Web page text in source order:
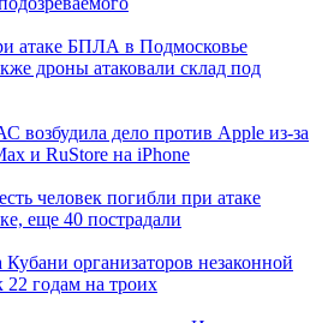
атаке БПЛА в Подмосковье
дроны атаковали склад под
возбудила дело против Apple из-за
и RuStore на iPhone
человек погибли при атаке
еще 40 пострадали
Кубани организаторов незаконной
годам на троих